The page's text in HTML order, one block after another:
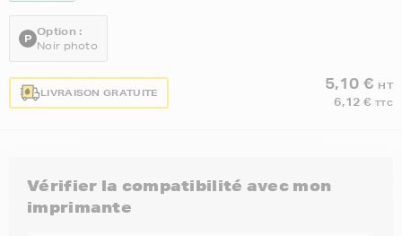
Option :
Noir photo
LIVRAISON GRATUITE
5,10 € HT
6,12 € TTC
Vérifier la compatibilité avec mon
imprimante